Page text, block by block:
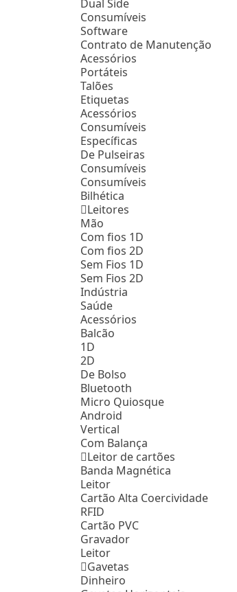
Dual Side
Consumíveis
Software
Contrato de Manutenção
Acessórios
Portáteis
Talões
Etiquetas
Acessórios
Consumíveis
Específicas
De Pulseiras
Consumíveis
Consumíveis
Bilhética
Leitores
Mão
Com fios 1D
Com fios 2D
Sem Fios 1D
Sem Fios 2D
Indústria
Saúde
Acessórios
Balcão
1D
2D
De Bolso
Bluetooth
Micro Quiosque
Android
Vertical
Com Balança
Leitor de cartões
Banda Magnética
Leitor
Cartão Alta Coercividade
RFID
Cartão PVC
Gravador
Leitor
Gavetas
Dinheiro